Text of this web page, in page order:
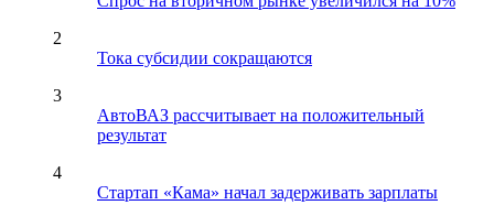
2
Тока субсидии сокращаются
3
АвтоВАЗ рассчитывает на положительный
результат
4
Стартап «Кама» начал задерживать зарплаты